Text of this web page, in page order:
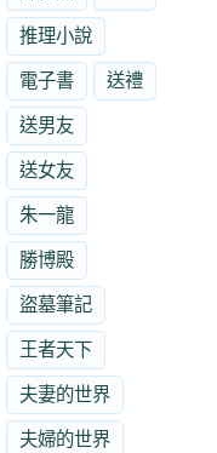
推理小說
電子書 送禮
送男友
送女友
朱一龍
勝博殿
盜墓筆記
王者天下
夫妻的世界
夫婦的世界